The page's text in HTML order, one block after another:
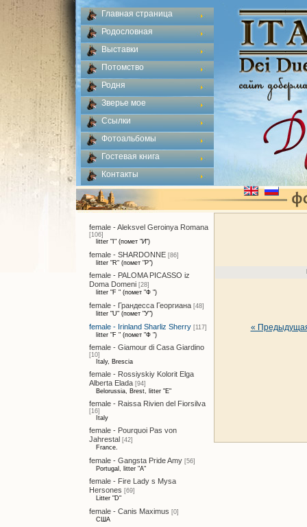
Главная страница
Родословная
Выставки
Потомство
Родня
Зверье мое
Ссылки
Фотоальбомы
Гостевая книга
Контакты
female - Aleksvel Geroinya Romana
[106]
litter "I" (помет "И")
female - SHARDONNE [86]
litter "R" (помет "Р")
female - PALOMA PICASSO iz
Doma Domeni [28]
litter "F " (помет "Ф ")
female - Грандесса Георгиана [48]
litter "U" (помет "У")
female - Irinland Sharliz Sherry [117]
litter "F " (помет "Ф ")
female - Giamour di Casa Giardino
[10]
Italy, Brescia
female - Rossiyskiy Kolorit Elga
Alberta Elada [94]
Belorussia, Brest, litter "E"
female - Raissa Rivien del Fiorsilva
[16]
Italy
female - Pourquoi Pas von
Jahrestal [42]
France.
female - Gangsta Pride Amy [56]
Portugal, litter "A"
female - Fire Lady s Mysa
Hersones [69]
Litter "D"
female - Canis Maximus [0]
США
«